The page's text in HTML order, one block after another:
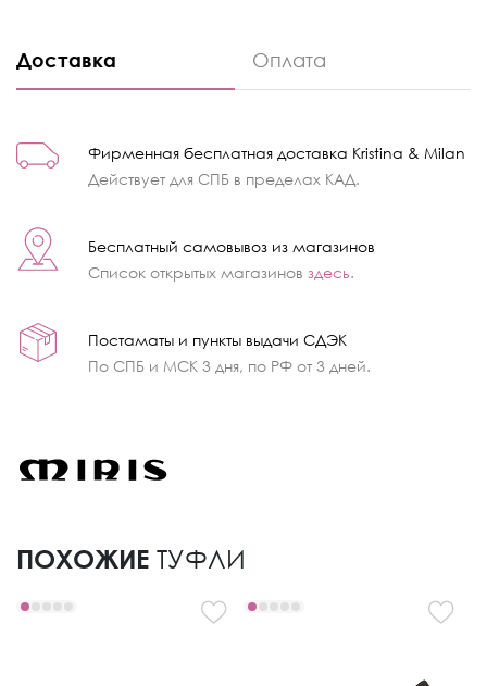
Доставка Оплата
Фирменная бесплатная доставка Kristina & Milan
Действует для СПБ в пределах КАД.
Бесплатный самовывоз из магазинов
Список открытых магазинов здесь.
Постаматы и пункты выдачи СДЭК
По СПБ и МСК 3 дня, по РФ от 3 дней.
ПОХОЖИЕ ТУФЛИ